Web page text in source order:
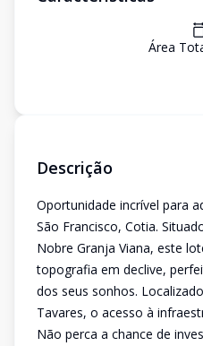
Área
Descrição
Oportunidade incrível para
São Francisco, Cotia.
Nobre Granja Viana, este
topografia em declive,
dos seus sonhos.
Tavares, o acesso à
Não perca a chance de